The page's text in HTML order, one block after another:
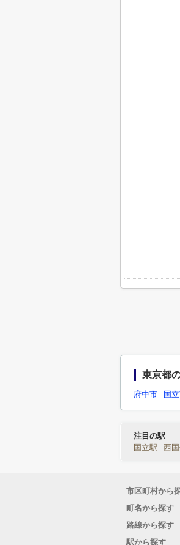
東京都
府中市 国
注目の駅
国立駅
西
市区町村から
町名から探す
路線から探す
駅から探す